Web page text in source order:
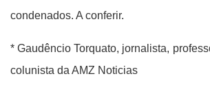
condenados. A conferir.
* Gaudêncio Torquato, jornalista,
colunista da AMZ Noticias